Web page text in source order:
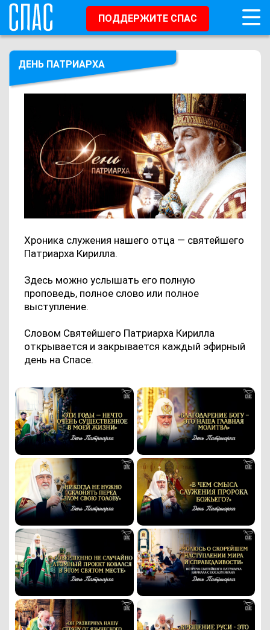
ПОДДЕРЖИТЕ СПАС
ДЕНЬ ПАТРИАРХА
Хроника служения нашего отца — святейшего
Патриарха Кирилла.
Здесь можно услышать его полную
проповедь, полное слово или полное
выступление.
Словом Святейшего Патриарха Кирилла
открывается и закрывается каждый эфирный
день на Спасе.